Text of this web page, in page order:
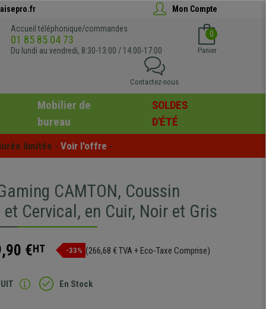
Mon Compte
Accueil téléphonique/commandes
01 85 85 04 73
Du lundi au vendredi, 8:30-13:00 / 14:00-17:00
0
Panier
Contactez-nous
Mobilier de
bureau
SOLDES
D'ÉTÉ
limitée - Voir l'offre -
CAMTON, Coussin
Cervical, en Cuir, Noir et Gris
€HT -33% (266,68 € TVA + Eco-Taxe Comprise)
En Stock